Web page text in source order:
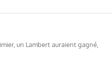
un Lambert auraient gagné,